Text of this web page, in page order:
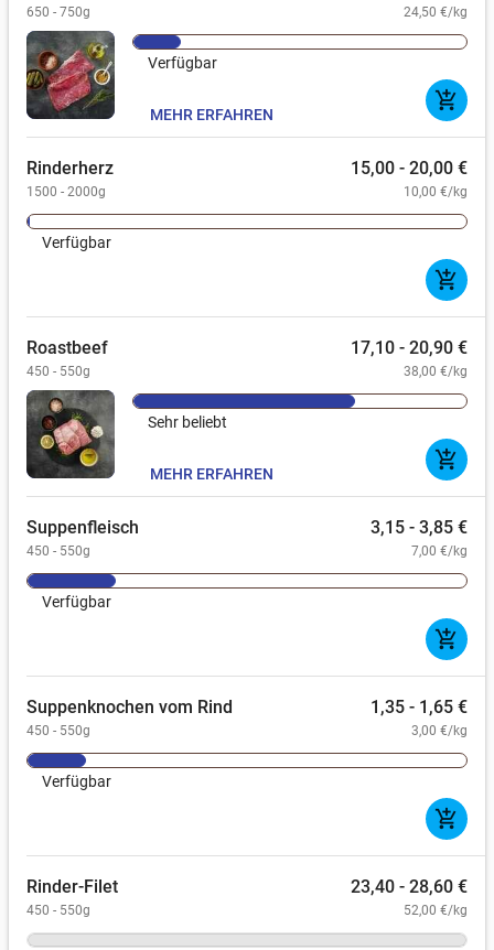
650 - 750g 24,50 €/kg
Verfügbar
add_shopping_cart
MEHR ERFAHREN
Rinderherz 15,00 - 20,00 €
1500 - 2000g 10,00 €/kg
Verfügbar
add_shopping_cart
Roastbeef 17,10 - 20,90 €
450 - 550g 38,00 €/kg
Sehr beliebt
add_shopping_cart
MEHR ERFAHREN
Suppenfleisch 3,15 - 3,85 €
450 - 550g 7,00 €/kg
Verfügbar
add_shopping_cart
Suppenknochen vom Rind 1,35 - 1,65 €
450 - 550g 3,00 €/kg
Verfügbar
add_shopping_cart
Rinder-Filet 23,40 - 28,60 €
450 - 550g 52,00 €/kg